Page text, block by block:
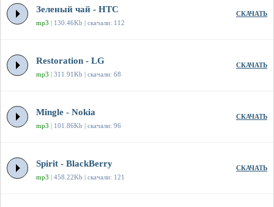
Зеленый чай - HTC
mp3 | 130.46Kb | скачали: 112
СКАЧАТЬ
Restoration - LG
mp3 | 311.91Kb | скачали: 68
СКАЧАТЬ
Mingle - Nokia
mp3 | 101.86Kb | скачали: 96
СКАЧАТЬ
Spirit - BlackBerry
mp3 | 458.22Kb | скачали: 121
СКАЧАТЬ